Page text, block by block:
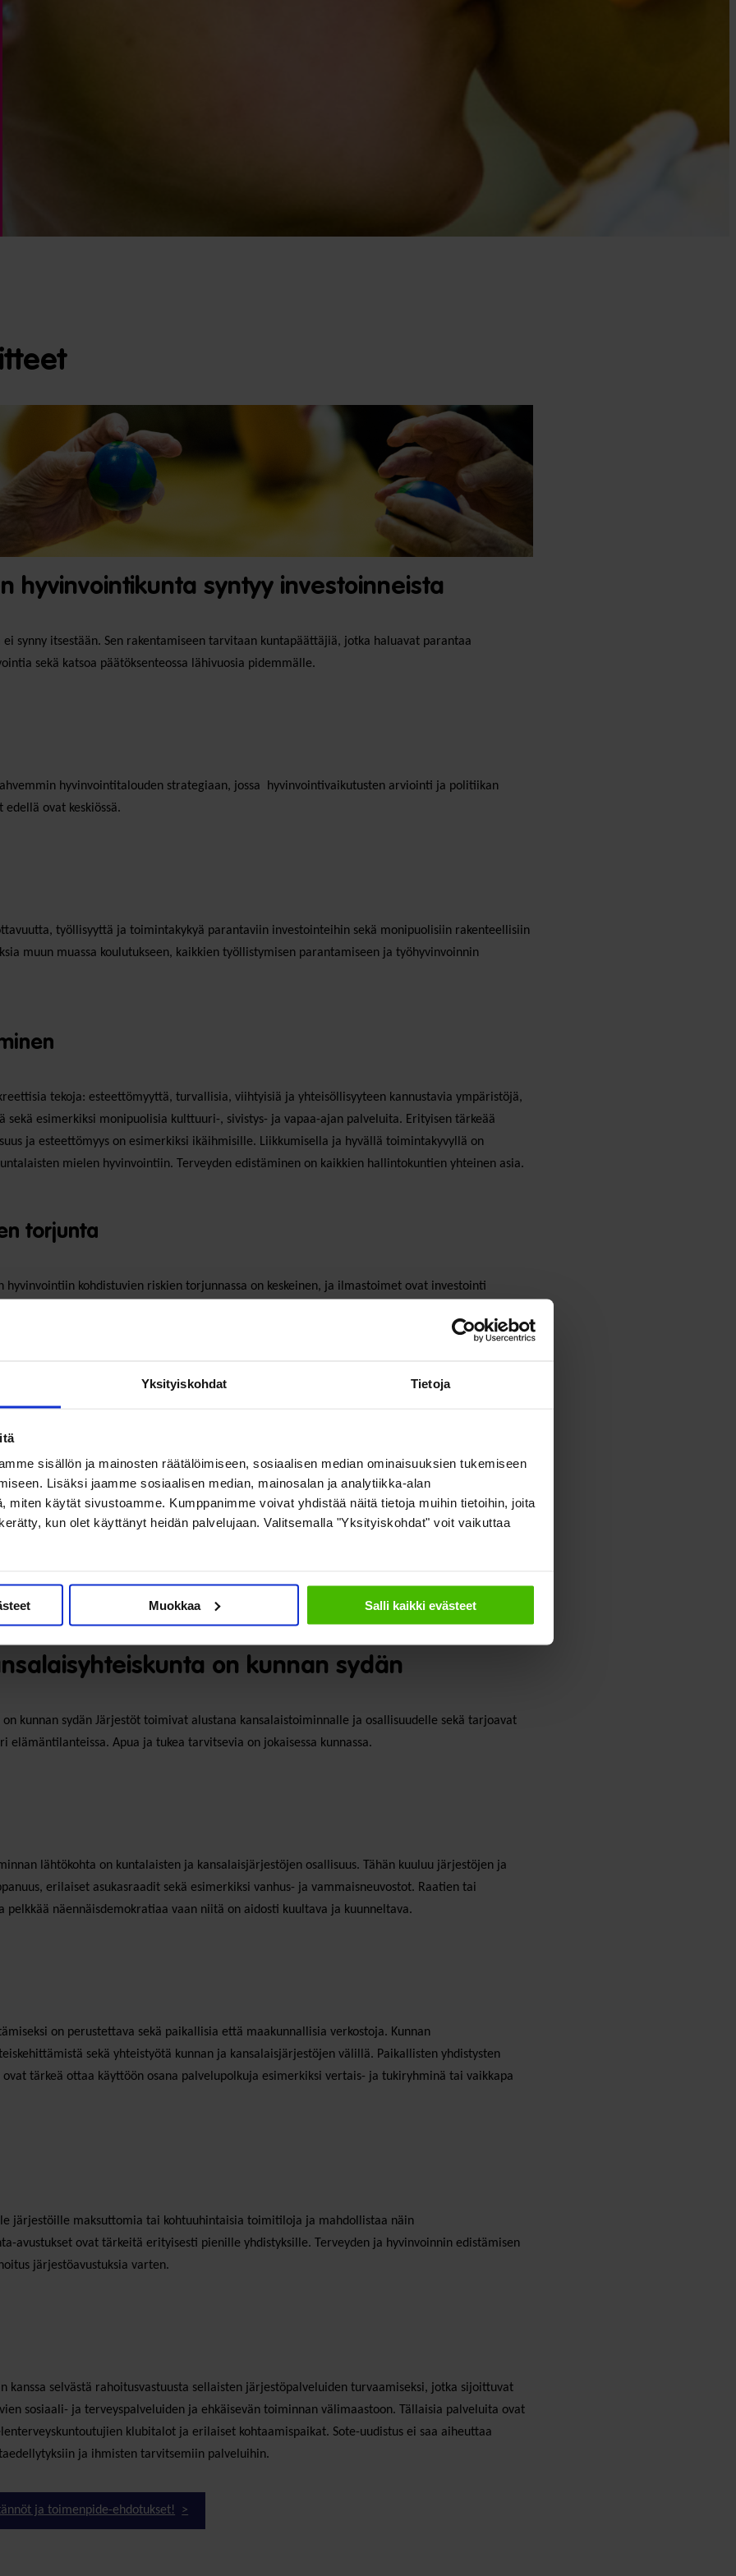
Yksityiskohdat Tietoja
sisällön ja mainosten räätälöimiseen, sosiaalisen median ominaisuuksien tukemiseen
Lisäksi jaamme sosiaalisen median, mainosalan ja analytiikka-alan
miten käytät sivustoamme. Kumppanimme voivat yhdistää näitä tietoja muihin tietoihin, joita
kun olet käyttänyt heidän palvelujaan. Valitsemalla "Yksityiskohdat" voit vaikuttaa
Muokkaa Salli kaikki evästeet
hyvinvointikunta syntyy investoinneista
ei synny itsestään. Sen rakentamiseen tarvitaan kuntapäättäjiä, jotka haluavat parantaa
sekä katsoa päätöksenteossa lähivuosia pidemmälle.
hyvinvointitalouden strategiaan, jossa hyvinvointivaikutusten arviointi ja politiikan
ovat keskiössä.
työllisyyttä ja toimintakykyä parantaviin investointeihin sekä monipuolisiin rakenteellisiin
muun muassa koulutukseen, kaikkien työllistymisen parantamiseen ja työhyvinvoinnin
tekoja: esteettömyyttä, turvallisia, viihtyisiä ja yhteisöllisyyteen kannustavia ympäristöjä,
esimerkiksi monipuolisia kulttuuri-, sivistys- ja vapaa-ajan palveluita. Erityisen tärkeää
ja esteettömyys on esimerkiksi ikäihmisille. Liikkumisella ja hyvällä toimintakyvyllä on
mielen hyvinvointiin. Terveyden edistäminen on kaikkien hallintokuntien yhteinen asia.
torjunta
hyvinvointiin kohdistuvien riskien torjunnassa on keskeinen, ja ilmastoimet ovat investointi
ja toimenpide-ehdotukset!
on kunnan sydän
kunnan sydän Järjestöt toimivat alustana kansalaistoiminnalle ja osallisuudelle sekä tarjoavat
elämäntilanteissa. Apua ja tukea tarvitsevia on jokaisessa kunnassa.
lähtökohta on kuntalaisten ja kansalaisjärjestöjen osallisuus. Tähän kuuluu järjestöjen ja
erilaiset asukasraadit sekä esimerkiksi vanhus- ja vammaisneuvostot. Raatien tai
pelkkää näennäisdemokratiaa vaan niitä on aidosti kuultava ja kuunneltava.
on perustettava sekä paikallisia että maakunnallisia verkostoja. Kunnan
sekä yhteistyötä kunnan ja kansalaisjärjestöjen välillä. Paikallisten yhdistysten
tärkeä ottaa käyttöön osana palvelupolkuja esimerkiksi vertais- ja tukiryhminä tai vaikkapa
järjestöille maksuttomia tai kohtuuhintaisia toimitiloja ja mahdollistaa näin
avustukset ovat tärkeitä erityisesti pienille yhdistyksille. Terveyden ja hyvinvoinnin edistämisen
järjestöavustuksia varten.
kanssa selvästä rahoitusvastuusta sellaisten järjestöpalveluiden turvaamiseksi, jotka sijoittuvat
sosiaali- ja terveyspalveluiden ja ehkäisevän toiminnan välimaastoon. Tällaisia palveluita ovat
klubitalot ja erilaiset kohtaamispaikat. Sote-uudistus ei saa aiheuttaa
ja ihmisten tarvitsemiin palveluihin.
ja toimenpide-ehdotukset!